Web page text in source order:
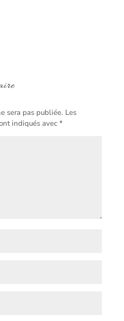
sera pas publiée. Les
indiqués avec *